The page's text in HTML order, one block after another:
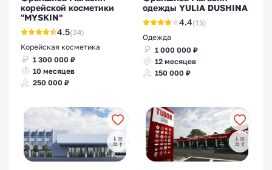
Франшизы психологических
центров
Франшизы батутных
центров
корейской косметики
"MYSKIN"
4.5(24)
Корейская косметика
1 300 000 ₽
10 месяцев
250 000 ₽
одежды YULIA DUSHINA
4.4(15)
Одежда
1 000 000 ₽
12 месяцев
150 000 ₽